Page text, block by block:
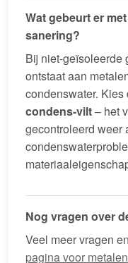
Wat gebeurt er
sanering?
Bij niet-geïsoleerde
ontstaat aan
condenswater.
condens-vilt– het
gecontroleerd weer
Nog vragen over
Veel meer vragen
pagina voor